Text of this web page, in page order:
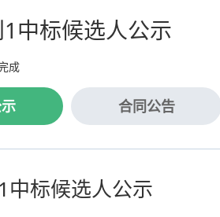
中标候选人公示
成
合同公告
中标候选人公示